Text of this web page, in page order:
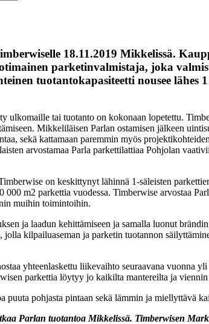
18.11.2019 Mikkelissä.
parketinvalmistaja, joka
tuotantokapasiteetti nousee
tai tuotanto on kokonaan lopetettu.
Mikkeliläisen Parlan ostamisen jälkeen
sekä kattamaan paremmin myös
arvostamaa Parla parkettilattiaa Pohjolan
on keskittynyt lähinnä 1-säleisten
m2 parkettia vuodessa. Timberwise arvostaa
muihin toimintoihin.
ja laadun kehittämiseen ja samalla luonut
kilpailuaseman ja parketin tuotannon
yhteenlaskettu liikevaihto seuraavana vuonna
parkettia löytyy jo kaikilta mantereilta ja
puuta pohjasta pintaan sekä lämmin ja miellyttävä
Parlan tuotantoa Mikkelissä. Timberwisen